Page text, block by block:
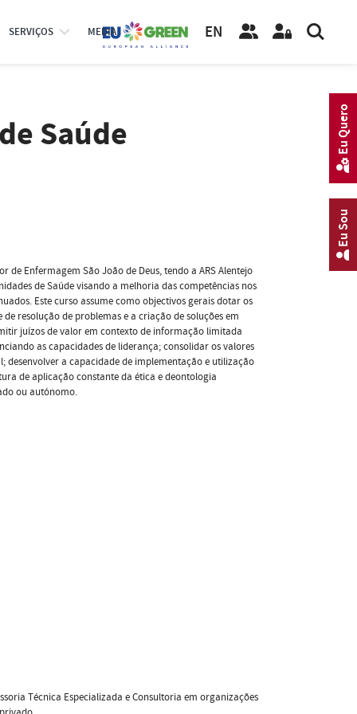
SERVIÇOS MEDIA EN
Saúde
Enfermagem São João de Deus, tendo a ARS Alentejo
de Saúde visando a melhoria das competências nos
Este curso assume como objectivos gerais dotar os
resolução de problemas e a criação de soluções em
juízos de valor em contexto de informação limitada
as capacidades de liderança; consolidar os valores
desenvolver a capacidade de implementação e utilização
de aplicação constante da ética e deontologia
ou autónomo.
Técnica Especializada e Consultoria em organizações
Eu Sou
Eu Quero